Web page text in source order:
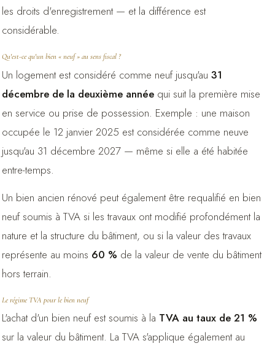
les droits d'enregistrement — et la différence est
considérable.
Qu'est-ce qu'un bien « neuf » au sens fiscal ?
Un logement est considéré comme neuf jusqu'au 31
décembre de la deuxième annéequi suit la première mise
en service ou prise de possession. Exemple : une maison
occupée le 12 janvier 2025 est considérée comme neuve
jusqu'au 31 décembre 2027 — même si elle a été habitée
entre-temps.
Un bien ancien rénové peut également être requalifié en bien
neuf soumis à TVA si les travaux ont modifié profondément la
nature et la structure du bâtiment, ou si la valeur des travaux
représente au moins 60 % de la valeur de vente du bâtiment
hors terrain.
Le régime TVA pour le bien neuf
L'achat d'un bien neuf est soumis à la TVA au taux de 21 %
sur la valeur du bâtiment. La TVA s'applique également au